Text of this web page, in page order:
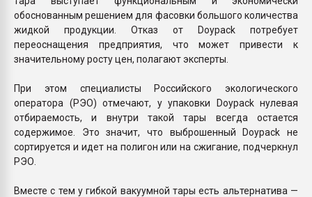
обоснованным решением для фасовки большого количества
жидкой продукции. Отказ от Doypack потребует
переоснащения предприятия, что может привести к
значительному росту цен, полагают эксперты.
При этом специалисты Российского экологического
оператора (РЭО) отмечают, у упаковки Doypack нулевая
отбираемость, и внутри такой тары всегда остается
содержимое. Это значит, что выброшенный Doypack не
сортируется и идет на полигон или на сжигание, подчеркнул
РЭО.
Вместе с тем у гибкой вакуумной тары есть альтернатива —